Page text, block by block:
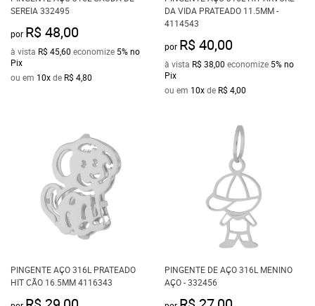
SEREIA 332495
por R$ 48,00
à vista R$ 45,60 economize 5%no
Pix
ou em 10xde R$ 4,80
DA VIDA PRATEADO 11.5MM -
4114543
por R$ 40,00
à vista R$ 38,00 economize 5%no
Pix
ou em 10xde R$ 4,00
PINGENTE AÇO 316L PRATEADO
HIT CÃO 16.5MM 4116343
PINGENTE DE AÇO 316L MENINO
AÇO - 332456